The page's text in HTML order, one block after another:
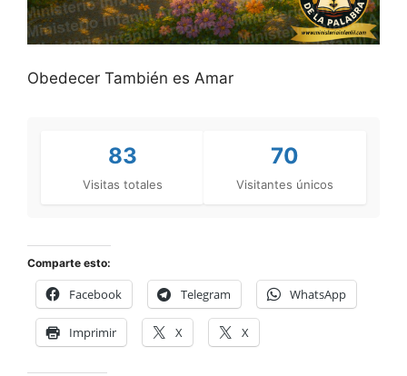
Obedecer También es Amar
83
Visitas totales
70
Visitantes únicos
Comparte esto:
Facebook Telegram WhatsApp
Imprimir X X